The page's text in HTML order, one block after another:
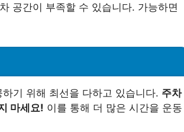
공간이 부족할 수 있습니다. 가능하면
기 위해 최선을 다하고 있습니다. 주차
마세요! 이를 통해 더 많은 시간을 운동